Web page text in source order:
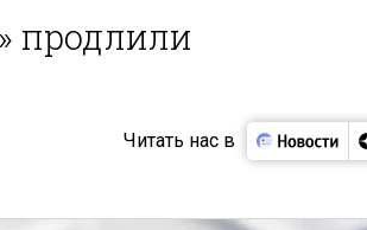
продлили
Читать нас в